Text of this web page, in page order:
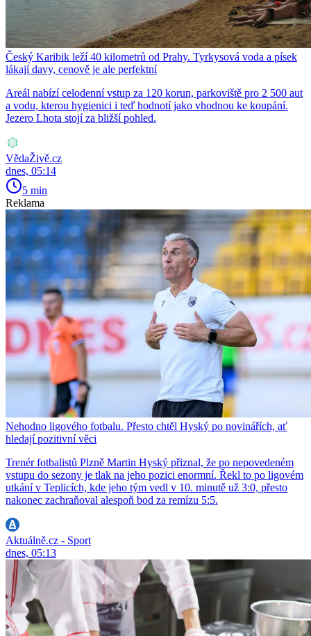
Český Karibik leží 40 kilometrů od Prahy. Tyrkysová voda a písek
lákají davy, cenově je ale perfektní
Areál nabízí celodenní vstup za 120 korun, parkoviště pro 2 500 aut
a vodu, kterou hygienici i teď hodnotí jako vhodnou ke koupání.
Jezero Lhota stojí za bližší pohled.
VědaŽivě.cz
dnes, 05:14
5 min
Reklama
Nehodno ligového fotbalu. Přesto chtěl Hyský po novinářích, ať
hledají pozitivní věci
Trenér fotbalistů Plzně Martin Hyský přiznal, že po nepovedeném
vstupu do sezony je tlak na jeho pozici enormní. Řekl to po ligovém
utkání v Teplicích, kde jeho tým vedl v 10. minutě už 3:0, přesto
nakonec zachraňoval alespoň bod za remízu 5:5.
Aktuálně.cz - Sport
dnes, 05:13